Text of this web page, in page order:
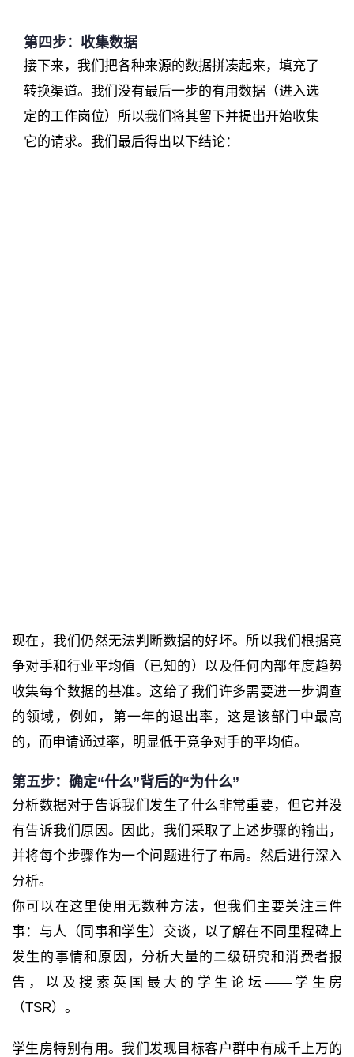
第四步：收集数据
接下来，我们把各种来源的数据拼凑起来，填充了
转换渠道。我们没有最后一步的有用数据（进入选
定的工作岗位）所以我们将其留下并提出开始收集
它的请求。我们最后得出以下结论：
现在，我们仍然无法判断数据的好坏。所以我们根据竞
争对手和行业平均值（已知的）以及任何内部年度趋势
收集每个数据的基准。这给了我们许多需要进一步调查
的领域，例如，第一年的退出率，这是该部门中最高
的，而申请通过率，明显低于竞争对手的平均值。
第五步：确定“什么”背后的“为什么”
分析数据对于告诉我们发生了什么非常重要，但它并没
有告诉我们原因。因此，我们采取了上述步骤的输出，
并将每个步骤作为一个问题进行了布局。然后进行深入
分析。
你可以在这里使用无数种方法，但我们主要关注三件
事：与人（同事和学生）交谈，以了解在不同里程碑上
发生的事情和原因，分析大量的二级研究和消费者报
告，以及搜索英国最大的学生论坛——学生房
（TSR）。
学生房特别有用。我们发现目标客户群中有成千上万的